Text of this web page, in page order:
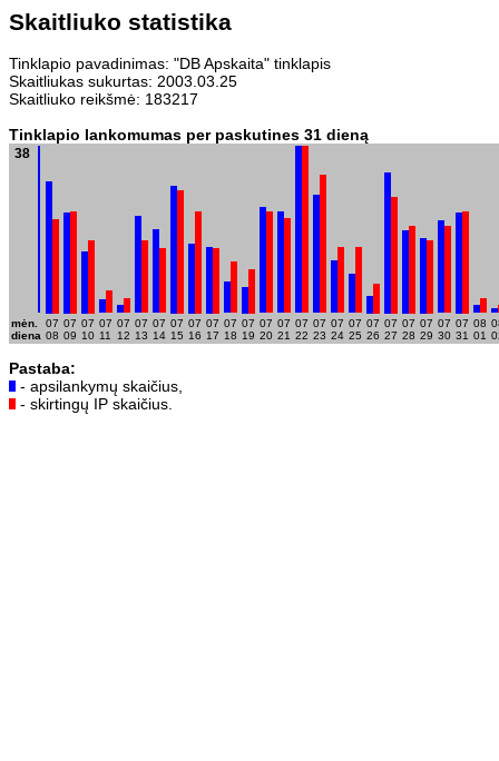
Skaitliuko statistika
Tinklapio pavadinimas: "DB Apskaita" tinklapis
Skaitliukas sukurtas: 2003.03.25
Skaitliuko reikšmė: 183217
Tinklapio lankomumas per paskutines 31 dieną
38
mėn.
diena
07
08
07
09
07
10
07
11
07
12
07
13
07
14
07
15
07
16
07
17
07
18
07
19
07
20
07
21
07
22
07
23
07
24
07
25
07
26
07
27
07
28
07
29
07
30
07
31
08
01
Pastaba:
- apsilankymų skaičius,
- skirtingų IP skaičius.